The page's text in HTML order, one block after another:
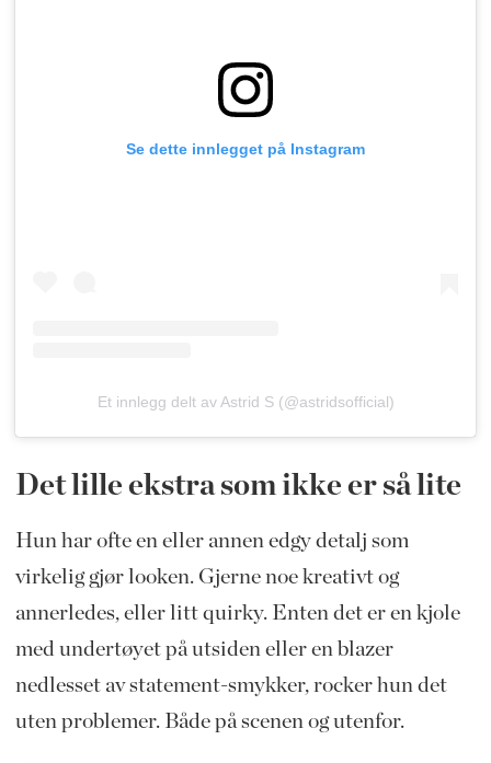
Se dette innlegget på Instagram
Et innlegg delt av Astrid S (@astridsofficial)
Det lille ekstra som ikke er så lite
Hun har ofte en eller annen edgy detalj som
virkelig gjør looken. Gjerne noe kreativt og
annerledes, eller litt quirky. Enten det er en kjole
med undertøyet på utsiden eller en blazer
nedlesset av statement-smykker, rocker hun det
uten problemer. Både på scenen og utenfor.